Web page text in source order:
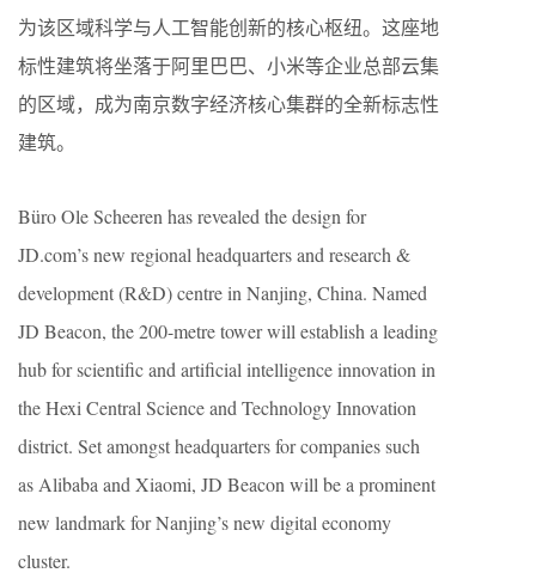
为该区域科学与人工智能创新的核心枢纽。这座地
标性建筑将坐落于阿里巴巴、小米等企业总部云集
的区域，成为南京数字经济核心集群的全新标志性
建筑。
Büro Ole Scheeren has revealed the design for
JD.com’s new regional headquarters and research &
development (R&D) centre in Nanjing, China. Named
JD Beacon, the 200-metre tower will establish a leading
hub for scientific and artificial intelligence innovation in
the Hexi Central Science and Technology Innovation
district. Set amongst headquarters for companies such
as Alibaba and Xiaomi, JD Beacon will be a prominent
new landmark for Nanjing’s new digital economy
cluster.